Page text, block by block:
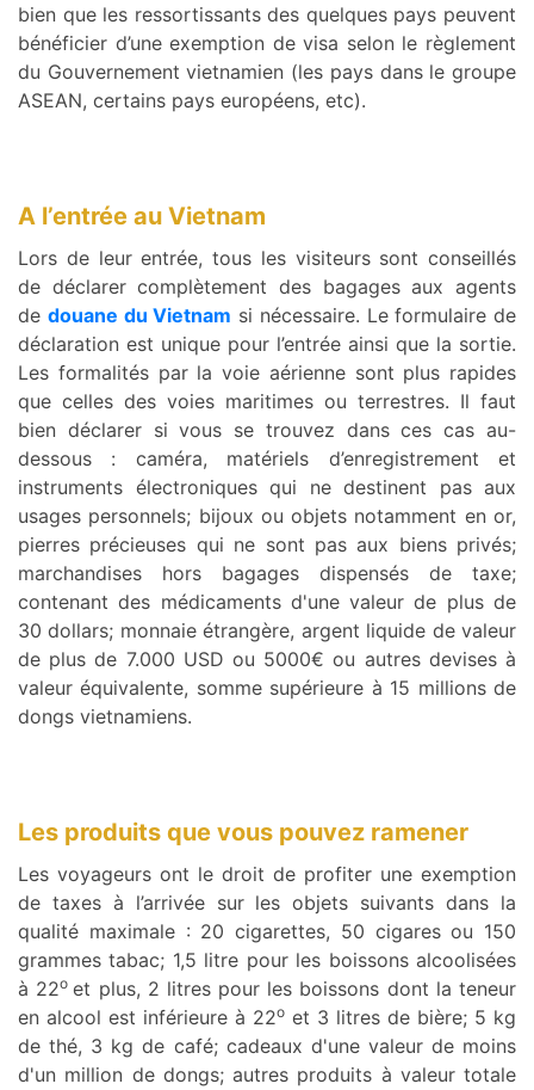
bien que les ressortissants des quelques pays peuvent
bénéficier d’une exemption de visa selon le règlement
du Gouvernement vietnamien (les pays dans le groupe
ASEAN, certains pays européens, etc).
A l’entrée au Vietnam
Lors de leur entrée, tous les visiteurs sont conseillés
de déclarer complètement des bagages aux agents
de douane du Vietnam si nécessaire. Le formulaire de
déclaration est unique pour l’entrée ainsi que la sortie.
Les formalités par la voie aérienne sont plus rapides
que celles des voies maritimes ou terrestres. Il faut
bien déclarer si vous se trouvez dans ces cas au-
dessous : caméra, matériels d’enregistrement et
instruments électroniques qui ne destinent pas aux
usages personnels; bijoux ou objets notamment en or,
pierres précieuses qui ne sont pas aux biens privés;
marchandises hors bagages dispensés de taxe;
contenant des médicaments d'une valeur de plus de
30 dollars; monnaie étrangère, argent liquide de valeur
de plus de 7.000 USD ou 5000€ ou autres devises à
valeur équivalente, somme supérieure à 15 millions de
dongs vietnamiens.
Les produits que vous pouvez ramener
Les voyageurs ont le droit de profiter une exemption
de taxes à l’arrivée sur les objets suivants dans la
qualité maximale : 20 cigarettes, 50 cigares ou 150
grammes tabac; 1,5 litre pour les boissons alcoolisées
à 22­­­­o et plus, 2 litres pour les boissons dont la teneur
en alcool est inférieure à 22o et 3 litres de bière; 5 kg
de thé, 3 kg de café; cadeaux d'une valeur de moins
d'un million de dongs; autres produits à valeur totale